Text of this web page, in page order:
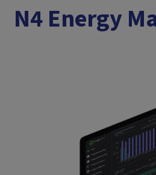
N4 Energy